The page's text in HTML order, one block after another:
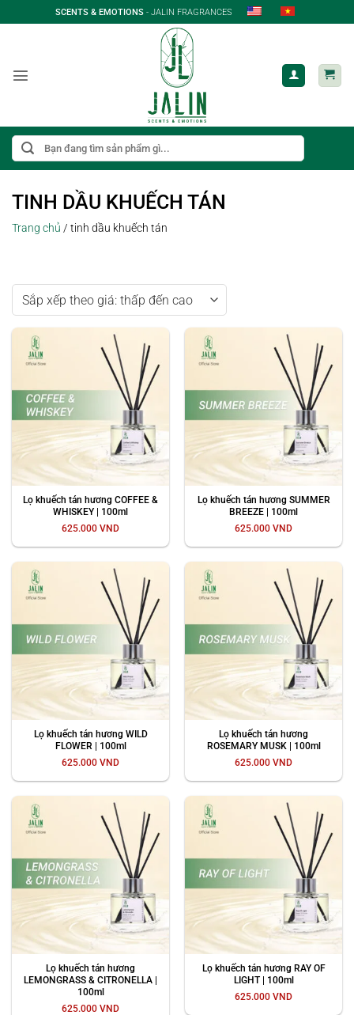
qua
SCENTS & EMOTIONS - JALIN FRAGRANCES
Tìm
kiếm:
TINH DẦU KHUẾCH TÁN
Trang chủ / tinh dầu khuếch tán
Lọ khuếch tán hương COFFEE &
WHISKEY | 100ml
625.000 VND
Lọ khuếch tán hương SUMMER
BREEZE | 100ml
625.000 VND
Lọ khuếch tán hương WILD
FLOWER | 100ml
625.000 VND
Lọ khuếch tán hương
ROSEMARY MUSK | 100ml
625.000 VND
Lọ khuếch tán hương
LEMONGRASS & CITRONELLA |
100ml
625.000 VND
Lọ khuếch tán hương RAY OF
LIGHT | 100ml
625.000 VND